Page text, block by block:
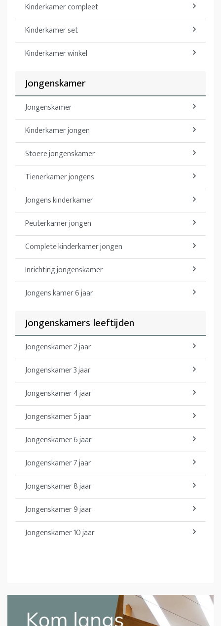
Kinderkamer compleet
Kinderkamer set
Kinderkamer winkel
Jongenskamer
Jongenskamer
Kinderkamer jongen
Stoere jongenskamer
Tienerkamer jongens
Jongens kinderkamer
Peuterkamer jongen
Complete kinderkamer jongen
Inrichting jongenskamer
Jongens kamer 6 jaar
Jongenskamers leeftijden
Jongenskamer 2 jaar
Jongenskamer 3 jaar
Jongenskamer 4 jaar
Jongenskamer 5 jaar
Jongenskamer 6 jaar
Jongenskamer 7 jaar
Jongenskamer 8 jaar
Jongenskamer 9 jaar
Jongenskamer 10 jaar